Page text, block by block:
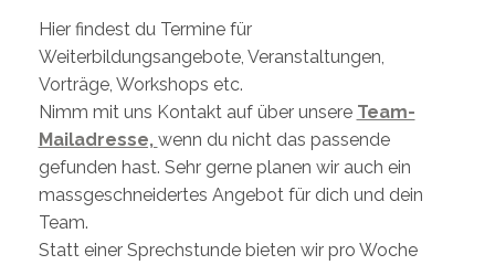
Hier findest du Termine für
Weiterbildungsangebote, Veranstaltungen,
Vorträge, Workshops etc.
Nimm mit uns Kontakt auf über unsere Team-
Mailadresse, wenn du nicht das passende
gefunden hast. Sehr gerne planen wir auch ein
massgeschneidertes Angebot für dich und dein
Team.
Statt einer Sprechstunde bieten wir pro Woche